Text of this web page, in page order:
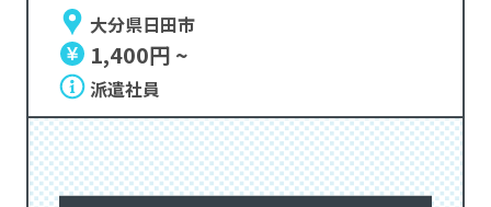
大分県日田市
1,400円 ~
派遣社員